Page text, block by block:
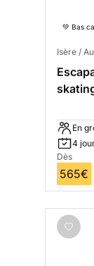
💚 Bas
Isère /
En
4
Dès
565€